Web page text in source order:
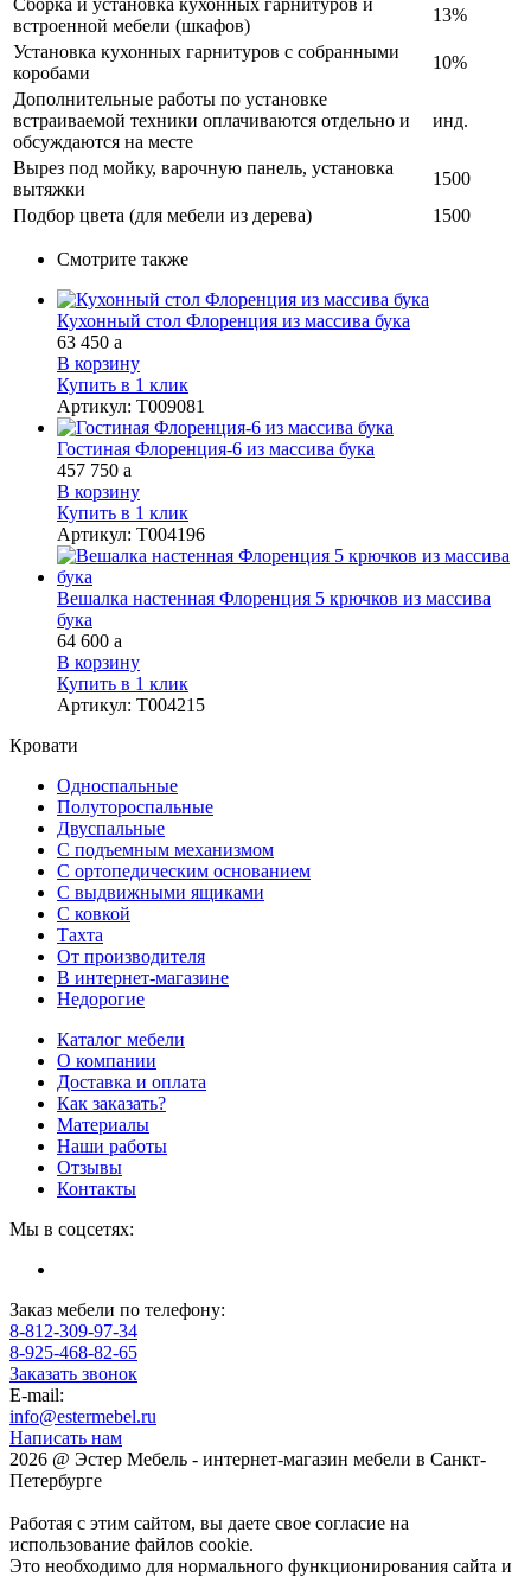
встроенной мебели (шкафов)
13%
Установка кухонных гарнитуров с собранными
коробами
10%
Дополнительные работы по установке
встраиваемой техники оплачиваются отдельно и
обсуждаются на месте
инд.
Вырез под мойку, варочную панель, установка
вытяжки
1500
Подбор цвета (для мебели из дерева)
1500
Смотрите также
Кухонный стол Флоренция из массива бука
63 450 a
В корзину
Купить в 1 клик
Артикул: Т009081
Гостиная Флоренция-6 из массива бука
457 750 a
В корзину
Купить в 1 клик
Артикул: Т004196
Вешалка настенная Флоренция 5 крючков из массива
бука
64 600 a
В корзину
Купить в 1 клик
Артикул: Т004215
Кровати
Односпальные
Полутороспальные
Двуспальные
С подъемным механизмом
С ортопедическим основанием
С выдвижными ящиками
С ковкой
Тахта
От производителя
В интернет-магазине
Недорогие
Каталог мебели
О компании
Доставка и оплата
Как заказать?
Материалы
Наши работы
Отзывы
Контакты
Мы в соцсетях:
Заказ мебели по телефону:
8-812-309-97-34
8-925-468-82-65
Заказать звонок
E-mail:
info@estermebel.ru
Написать нам
2026 @ Эстер Мебель - интернет-магазин мебели в Санкт-
Петербурге
Работая с этим сайтом, вы даете свое согласие на
использование файлов cookie.
Это необходимо для нормального функционирования сайта и